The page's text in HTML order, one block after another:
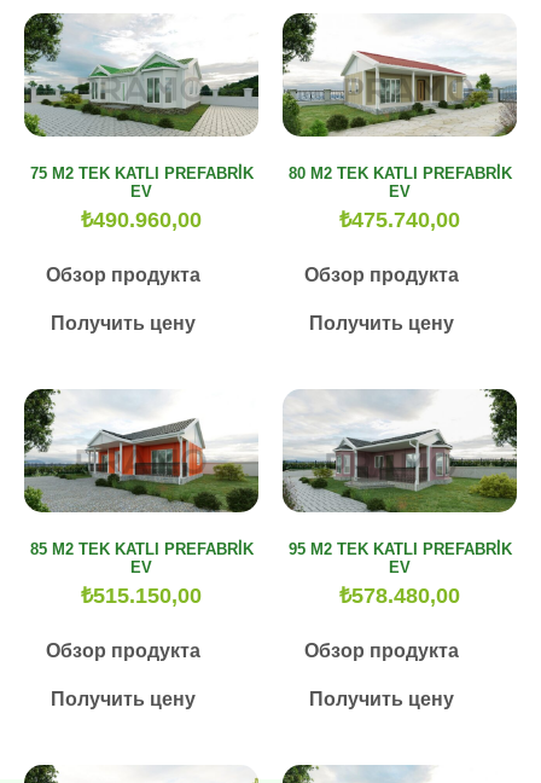
75 M2 TEK KATLI PREFABRİK
EV
₺490.960,00
Обзор продукта
Получить цену
80 M2 TEK KATLI PREFABRİK
EV
₺475.740,00
Обзор продукта
Получить цену
85 M2 TEK KATLI PREFABRİK
EV
₺515.150,00
Обзор продукта
Получить цену
95 M2 TEK KATLI PREFABRİK
EV
₺578.480,00
Обзор продукта
Получить цену